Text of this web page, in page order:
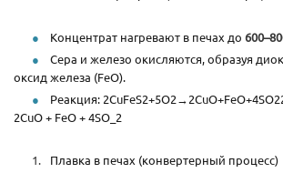
Концентрат нагревают в печах до
Сера и железо окисляются, образуя
оксид железа (FeO).
Реакция:
2CuO + FeO + 4SO_2
Плавка в печах (конвертерный процесс)